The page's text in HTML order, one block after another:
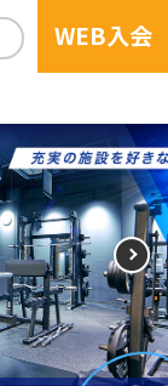
WEB入会